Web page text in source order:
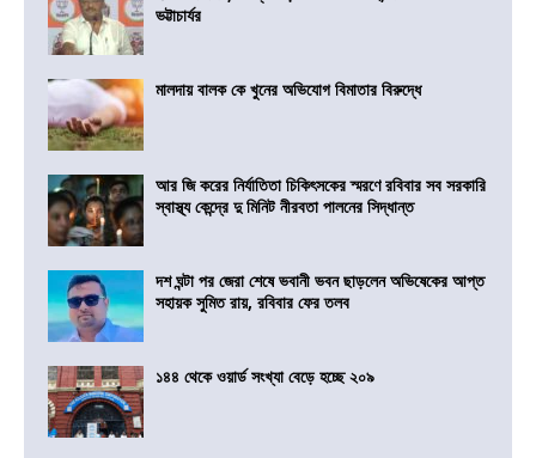
ভট্টাচার্যর
মালদায় বালক কে খুনের অভিযোগ বিমাতার বিরুদ্ধে
আর জি করের নির্যাতিতা চিকিৎসকের স্মরণে রবিবার সব সরকারি
স্বাস্থ্য কেন্দ্রে দু মিনিট নীরবতা পালনের সিদ্ধান্ত
দশ ঘন্টা পর জেরা শেষে ভবানী ভবন ছাড়লেন অভিষেকের আপ্ত
সহায়ক সুমিত রায়, রবিবার ফের তলব
১৪৪ থেকে ওয়ার্ড সংখ্যা বেড়ে হচ্ছে ২০৯